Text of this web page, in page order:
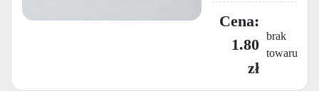
1.80
zł
brak
towaru